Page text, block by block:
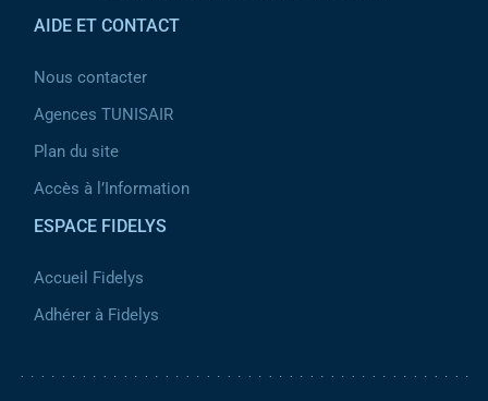
AIDE ET CONTACT
Nous contacter
Agences TUNISAIR
Plan du site
Accès à l’Information
ESPACE FIDELYS
Accueil Fidelys
Adhérer à Fidelys